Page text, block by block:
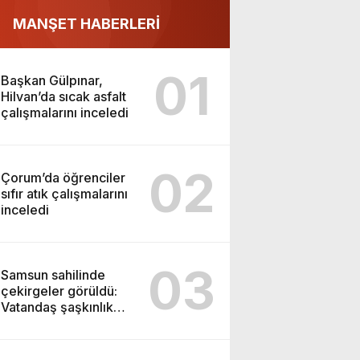
MANŞET HABERLERİ
Başkan Gülpınar,
Hilvan’da sıcak asfalt
çalışmalarını inceledi
01
Çorum’da öğrenciler
sıfır atık çalışmalarını
inceledi
02
Samsun sahilinde
çekirgeler görüldü:
Vatandaş şaşkınlık
03